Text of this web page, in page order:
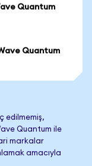
Quantum
Quantum
edilmemiş,
Quantum ile
markalar
amacıyla